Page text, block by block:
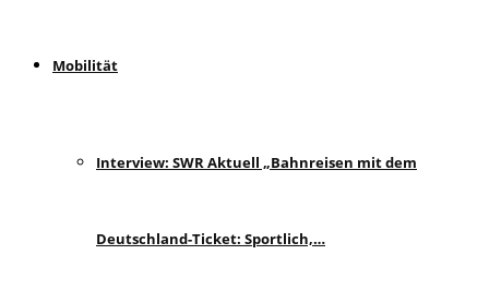
Mobilität
Interview: SWR Aktuell „Bahnreisen mit dem
Deutschland-Ticket: Sportlich,…